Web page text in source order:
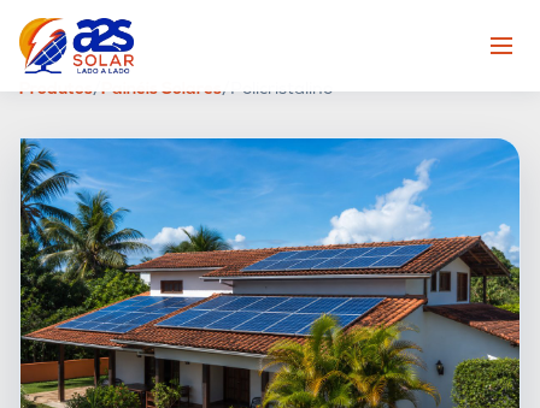
Produtos/Painéis Solares/Policristalino